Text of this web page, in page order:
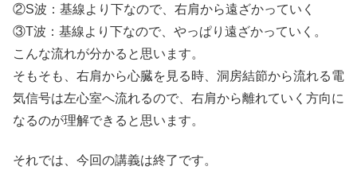
②S波：基線より下なので、右肩から遠ざかっていく
③T波：基線より下なので、やっぱり遠ざかっていく。
こんな流れが分かると思います。
そもそも、右肩から心臓を見る時、洞房結節から流れる電
気信号は左心室へ流れるので、右肩から離れていく方向に
なるのが理解できると思います。
それでは、今回の講義は終了です。